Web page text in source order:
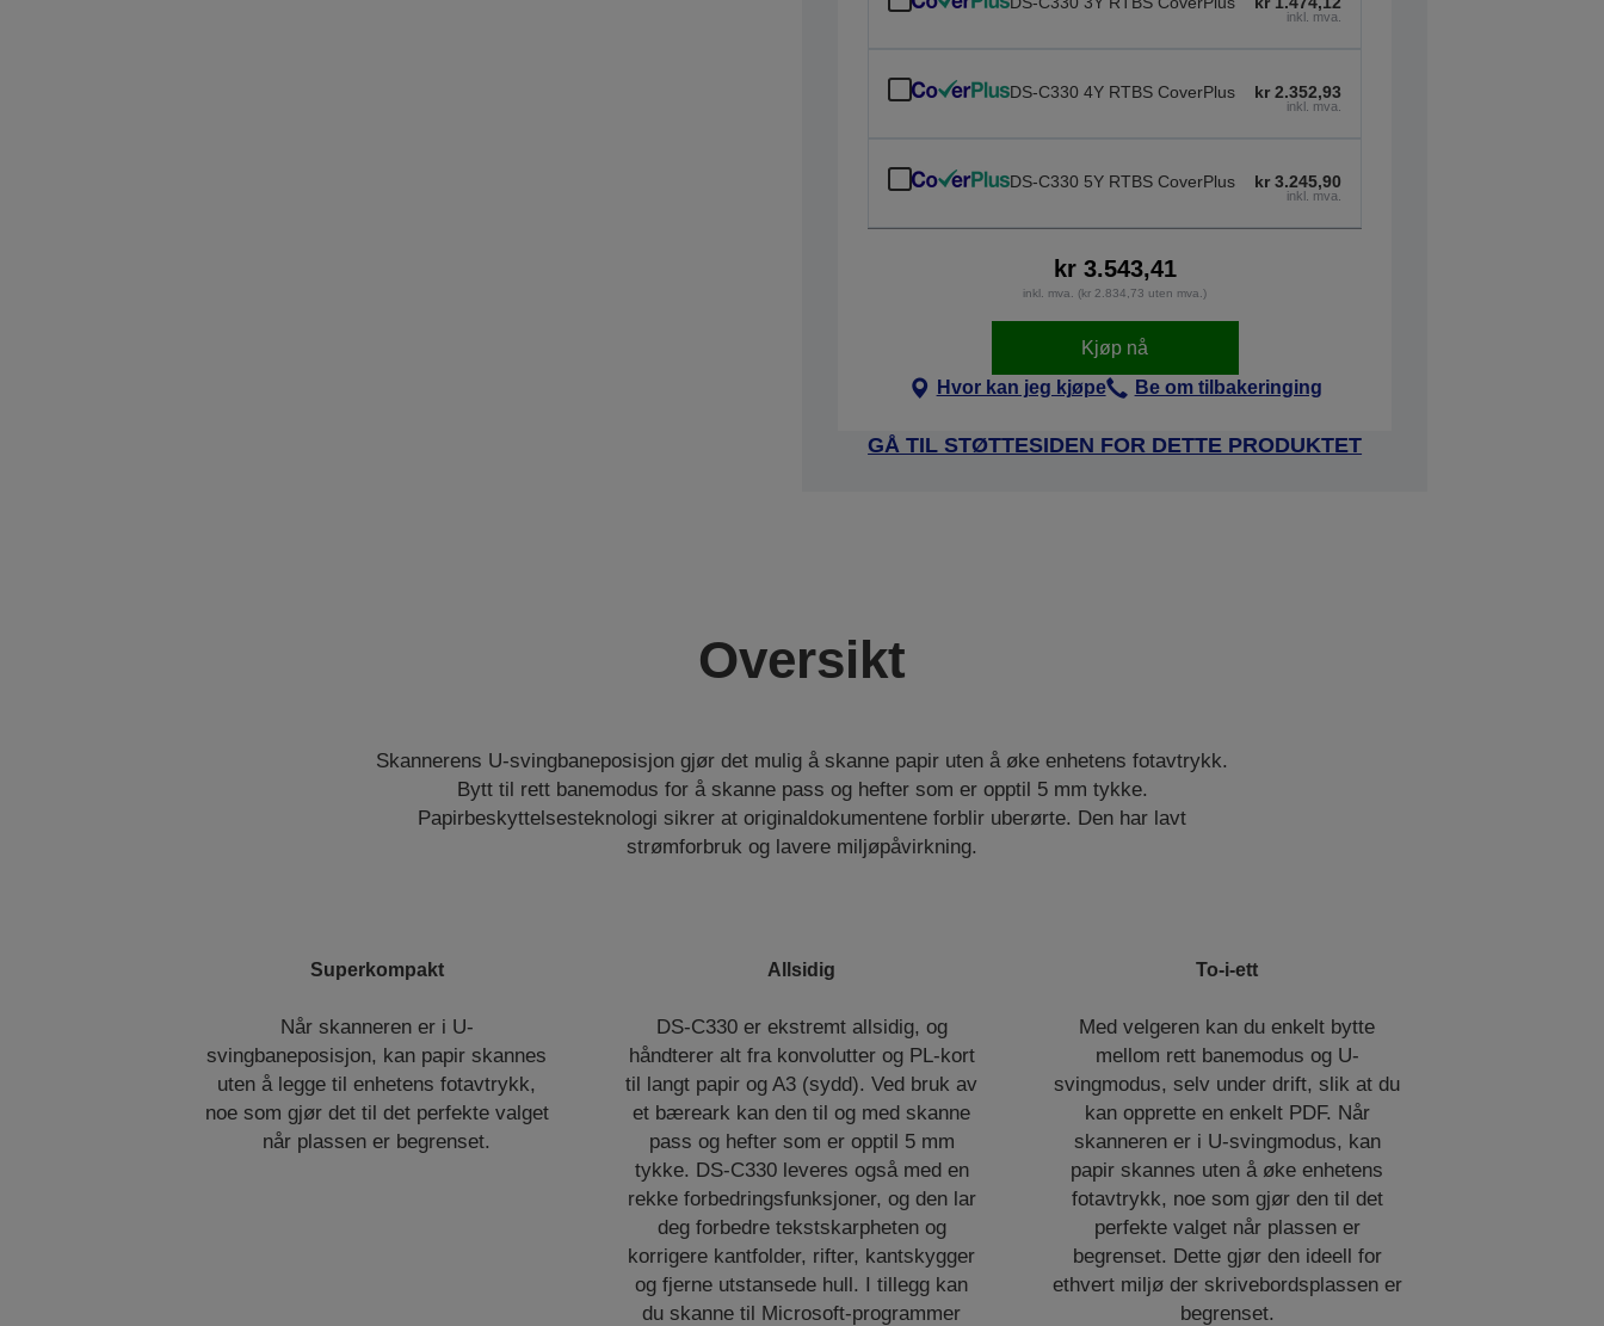
inkl. mva.
DS-C330 4Y RTBS CoverPlus kr 2.352,93
inkl. mva.
DS-C330 5Y RTBS CoverPlus kr 3.245,90
inkl. mva.
kr 3.543,41
inkl. mva. (kr 2.834,73 uten mva.)
Kjøp nå
Hvor kan jeg kjøpe
Be om tilbakeringing
GÅ TIL STØTTESIDEN FOR DETTE PRODUKTET
Oversikt
Skannerens U-svingbaneposisjon gjør det mulig å skanne papir uten å øke enhetens fotavtrykk.
Bytt til rett banemodus for å skanne pass og hefter som er opptil 5 mm tykke.
Papirbeskyttelsesteknologi sikrer at originaldokumentene forblir uberørte. Den har lavt
strømforbruk og lavere miljøpåvirkning.
Superkompakt
Når skanneren er i U-
svingbaneposisjon, kan papir skannes
uten å legge til enhetens fotavtrykk,
noe som gjør det til det perfekte valget
når plassen er begrenset.
Allsidig
DS-C330 er ekstremt allsidig, og
håndterer alt fra konvolutter og PL-kort
til langt papir og A3 (sydd). Ved bruk av
et bæreark kan den til og med skanne
pass og hefter som er opptil 5 mm
tykke. DS-C330 leveres også med en
rekke forbedringsfunksjoner, og den lar
deg forbedre tekstskarpheten og
korrigere kantfolder, rifter, kantskygger
og fjerne utstansede hull. I tillegg kan
du skanne til Microsoft-programmer
To-i-ett
Med velgeren kan du enkelt bytte
mellom rett banemodus og U-
svingmodus, selv under drift, slik at du
kan opprette en enkelt PDF. Når
skanneren er i U-svingmodus, kan
papir skannes uten å øke enhetens
fotavtrykk, noe som gjør den til det
perfekte valget når plassen er
begrenset. Dette gjør den ideell for
ethvert miljø der skrivebordsplassen er
begrenset.